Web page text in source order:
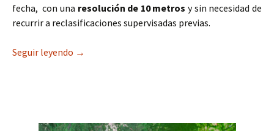
fecha, con una resolución de 10 metros y sin necesidad de
recurrir a reclasificaciones supervisadas previas.
Seguir leyendo El nuevo mapa de usos del suelo LULC de ESRI
→